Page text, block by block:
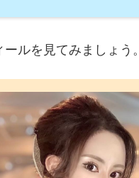
ルを見てみましょう。